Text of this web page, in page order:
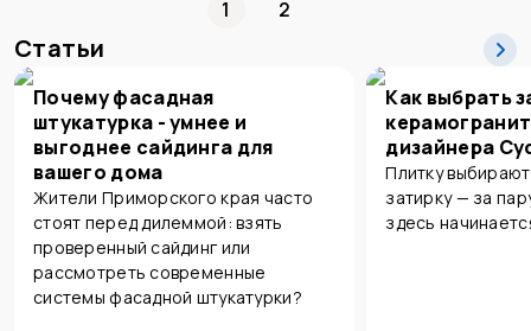
1 2
Статьи
Почему фасадная
штукатурка - умнее и
выгоднее сайдинга для
вашего дома
Жители Приморского края часто
стоят перед дилеммой: взять
проверенный сайдинг или
рассмотреть современные
системы фасадной штукатурки?
Как выбрать
дизайнера
Плитку
затирку — за
здесь